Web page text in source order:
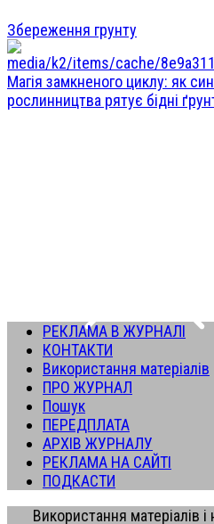
Збереження грунту
Магія замкненого циклу: як
рослинництва рятує бідні
РЕКЛАМА В ЖУРНАЛІ
КОНТАКТИ
Використання матеріалів
ПРО ЖУРНАЛ
Пошук
ПЕРЕДПЛАТА
АРХІВ ЖУРНАЛУ
РЕКЛАМА НА САЙТІ
ПОДКАСТИ
Використання матеріалів